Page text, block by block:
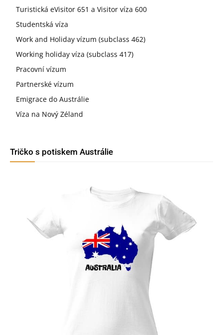
Turistická eVisitor 651 a Visitor víza 600
Studentská víza
Work and Holiday vízum (subclass 462)
Working holiday víza (subclass 417)
Pracovní vízum
Partnerské vízum
Emigrace do Austrálie
Víza na Nový Zéland
Tričko s potiskem Austrálie